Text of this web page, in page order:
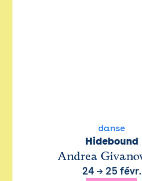
danse
Hidebound
Andrea
24→ 25 févr.